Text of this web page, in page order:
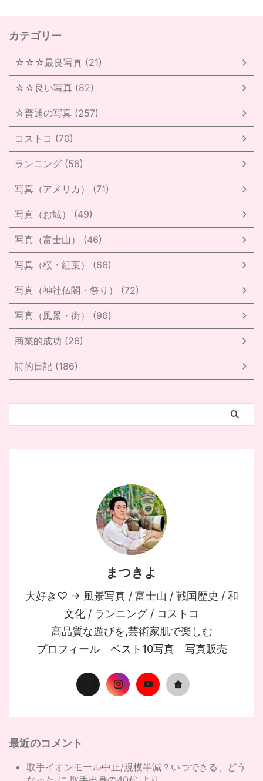
カテゴリー
☆☆☆最良写真 (21)
☆☆良い写真 (82)
☆普通の写真 (257)
コストコ (70)
ランニング (56)
写真（アメリカ） (71)
写真（お城） (49)
写真（富士山） (46)
写真（桜・紅葉） (66)
写真（神社仏閣・祭り） (72)
写真（風景・街） (96)
商業的成功 (26)
詩的日記 (186)
まつきよ
大好き♡ → 風景写真 / 富士山 / 戦国歴史 / 和
文化 / ランニング / コストコ
高品質な遊びを,芸術家肌で楽しむ
プロフィール
ベスト10写真 写真販売
最近のコメント
取手イオンモール中止/規模半減？いつできる、どう